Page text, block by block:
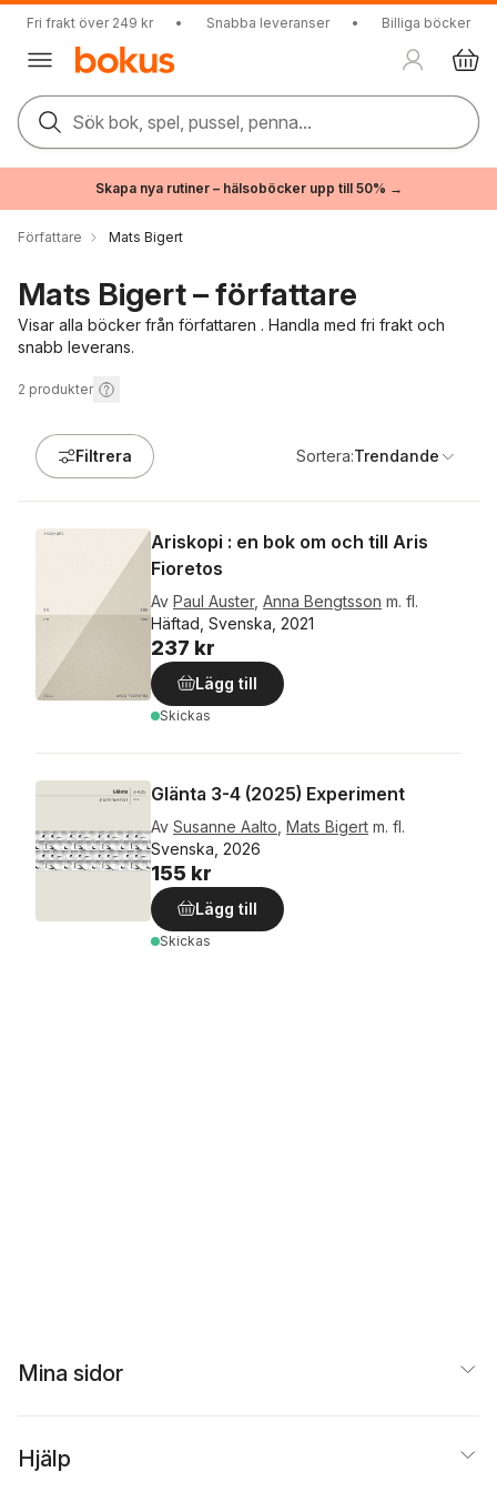
Fri frakt över 249 kr • Snabba leveranser • Billiga böcker
Sök bok, spel, pussel, penna...
Skapa nya rutiner – hälsoböcker upp till 50% →
Författare Mats Bigert
Mats Bigert – författare
Visar alla böcker från författaren . Handla med fri frakt och
snabb leverans.
2 produkter
Filtrera Sortera:Trendande
Ariskopi : en bok om och till Aris
Fioretos
Av Paul Auster, Anna Bengtsson m. fl.
Häftad, Svenska, 2021
237 kr
Lägg till
Skickas
Glänta 3-4 (2025) Experiment
Av Susanne Aalto Mats Bigert m. fl.
Svenska, 2026
155 kr
Lägg till
Skickas
Mina sidor
Hjälp